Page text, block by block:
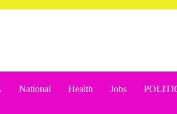
National Health Jobs